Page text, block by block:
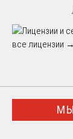
все лицензии →